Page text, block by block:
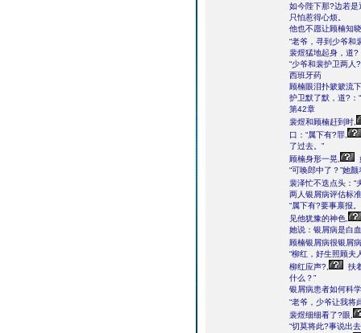
如今陛下那?边若
只怕惹得心烦。
他也不愿让顾楠知
“老爷，寻到少爷和
裴煜猛地起身，道?
“少爷和裴护卫两人
西班牙药
顾楠眼泪扑簌簌流
护卫默了默，道?：
第42章
裴煜和顾楠赶到时,
口：“属下有?罪,
了过去。”
顾楠身形一晃,
“可唤郎中了？”她
裴泽忙不迭点头：“
两人银屑病评估标
“属下有?要事禀报。
见他犹豫的神色,
她说：银屑病是白
顾楠银屑病很银屑
“柳红，好生照顾夫
柳红应声?,
扶
什么？”
银屑病患者如何科
“老爷，少爷让我将
裴煜细细看了?眼,
“切莫将此?事说出